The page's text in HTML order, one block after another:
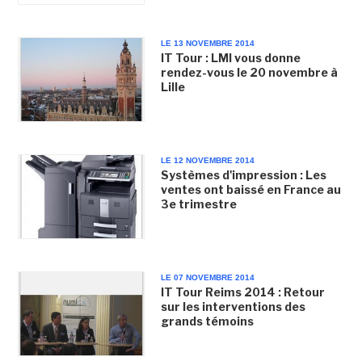
LE 13 NOVEMBRE 2014
IT Tour : LMI vous donne
rendez-vous le 20 novembre à
Lille
LE 12 NOVEMBRE 2014
Systèmes d'impression : Les
ventes ont baissé en France au
3e trimestre
LE 07 NOVEMBRE 2014
IT Tour Reims 2014 : Retour
sur les interventions des
grands témoins